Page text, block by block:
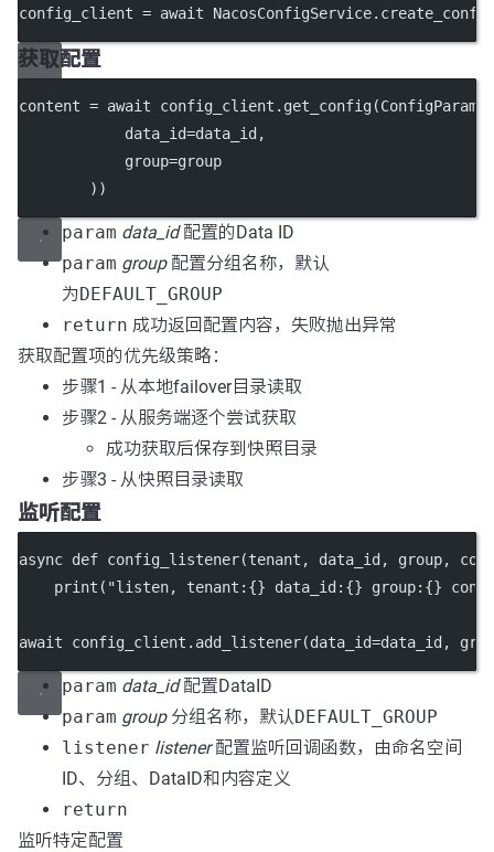
config_client = await
获取配置
content = await config_client.get_config(ConfigParam(
data_id=data_id,
group=group
        ))
param data_id配置的Data ID
param group配置分组名称，默认
为DEFAULT_GROUP
return 成功返回配置内容，失败抛出异常
获取配置项的优先级策略：
步骤1 - 从本地failover目录读取
步骤2 - 从服务端逐个尝试获取
成功获取后保存到快照目录
步骤3 - 从快照目录读取
监听配置
async def config_listener(tenant, data_id, group,
print("listen, tenant:{} data_id:{} group:{}
await config_client.add_listener(data_id=data_id,
param data_id配置DataID
param group分组名称，默认DEFAULT_GROUP
listener listener配置监听回调函数，由命名空间
ID、分组、DataID和内容定义
return
监听特定配置